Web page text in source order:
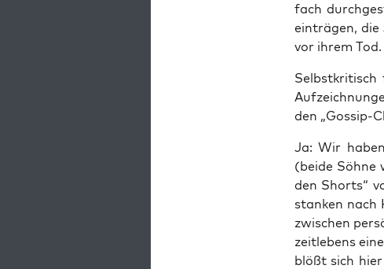
fach
ein­trä­gen, die
vor ihrem Tod.
den „Gos­sip-
Ja: Wir
(bei­de Söh­ne
den Shorts“
stan­ken nach
zwi­schen
zeit­le­bens
blößt sich